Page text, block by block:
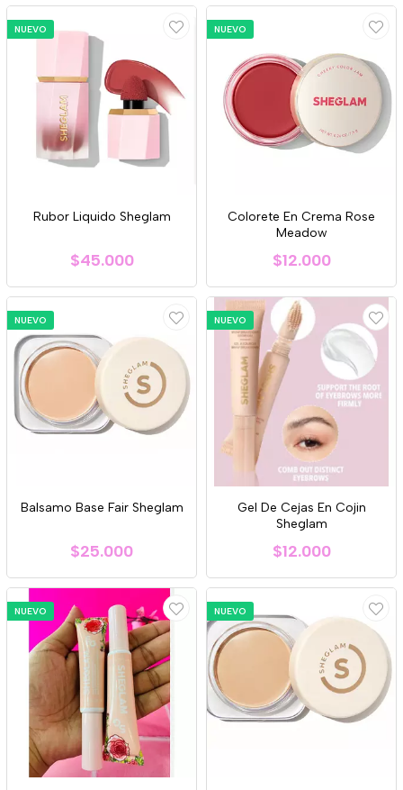
NUEVO
Rubor Liquido Sheglam
$45.000
NUEVO
Colorete En Crema Rose
Meadow
$12.000
NUEVO
Balsamo Base Fair Sheglam
$25.000
NUEVO
Gel De Cejas En Cojin
Sheglam
$12.000
NUEVO NUEVO